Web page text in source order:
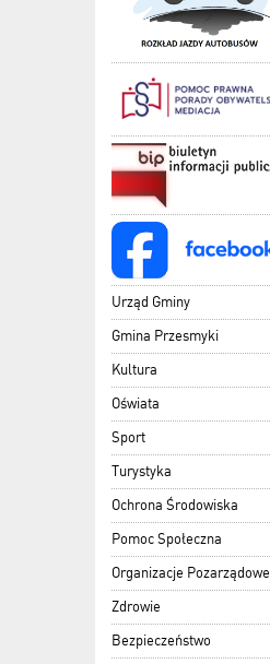
Urząd Gminy
Gmina Przesmyki
Kultura
Oświata
Sport
Turystyka
Ochrona Środowiska
Pomoc Społeczna
Organizacje Pozarządowe
Zdrowie
Bezpieczeństwo